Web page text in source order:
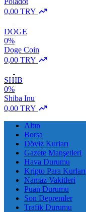
0,00 TRY
DOGE
0%
Doge Coin
0,00 TRY
SHIB
0%
Shiba Inu
0,00 TRY
Altın
Borsa
Döviz Kurları
Gazete Manşetleri
Hava Durumu
Kripto Para Kurları
Namaz Vakitleri
Puan Durumu
Son Depremler
Trafik Durumu